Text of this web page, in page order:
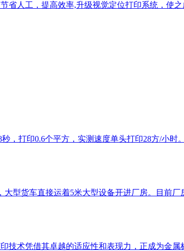
人工，提高效率,升级视觉定位打印系统，使之
，打印0.6个平方，实测速度单头打印28方/小时
型货车直接运着5米大型设备开进厂房。目前
术凭借其卓越的适应性和表现力，正成为金